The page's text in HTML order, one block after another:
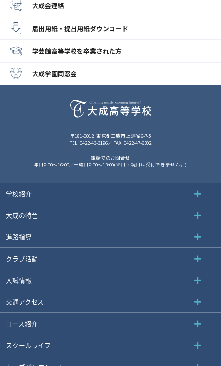
大成会連絡
届出用紙・提出用紙ダウンロード
学芸館高等学校を卒業された方
大成学園同窓会
〒181-0012 東京都三鷹市上連雀6-7-5
TEL 0422-43-3196 FAX 0422-47-6302
電話でのお問合せ
平日9:00～16:00／土曜日9:00～13:00(※日・祝日は受付できません。)
学校紹介
大成の特色
進路指導
クラブ活動
入試情報
交通アクセス
コース紹介
スクールライフ